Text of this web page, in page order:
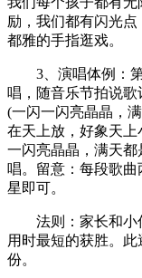
励，我们都有闪光
都雅的手指逛戏。
3、演唱体例：第
唱，随音乐节拍说
(一闪一闪亮晶晶，
在天上放，好象天
一闪亮晶晶，满天
唱。留意：每段歌
星即可。
法则：家长和小伴
用时最短的获胜。
份。